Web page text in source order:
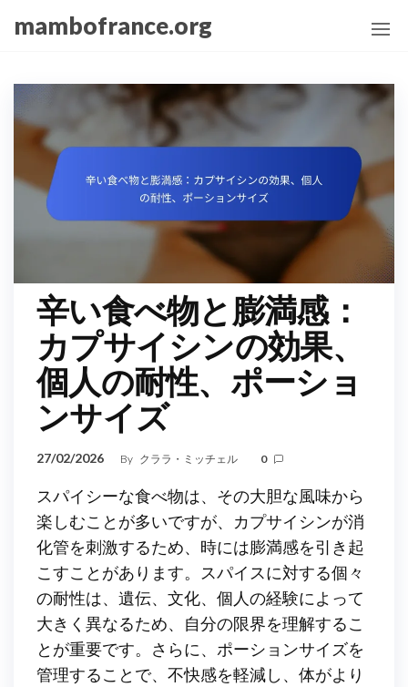
content
mambofrance.org
辛い食べ物と膨満感：
カプサイシンの効果、
個人の耐性、ポーショ
ンサイズ
27/02/2026 By クララ・ミッチェル 0
スパイシーな食べ物は、その大胆な風味から
楽しむことが多いですが、カプサイシンが消
化管を刺激するため、時には膨満感を引き起
こすことがあります。スパイスに対する個々
の耐性は、遺伝、文化、個人の経験によって
大きく異なるため、自分の限界を理解するこ
とが重要です。さらに、ポーションサイズを
管理することで、不快感を軽減し、体がより